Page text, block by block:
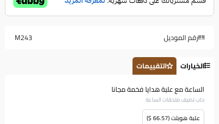
رقم الموديل M243
الخيارات
التقييمات
الساعة مع علبة هدايا فخمة مجانا
حاب تضيف ملحقات الساعة
علبة هوبلت (66.57 $)